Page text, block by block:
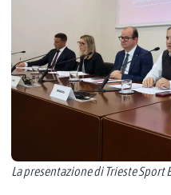
La presentazione di Trieste Sport